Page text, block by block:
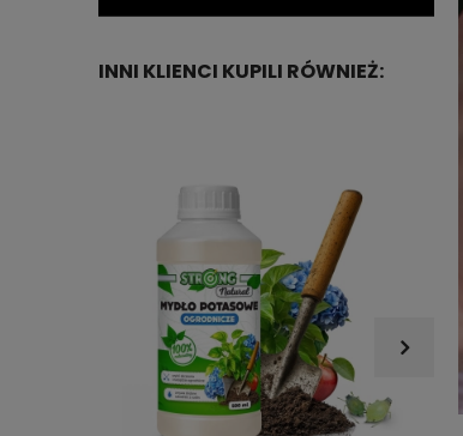
INNI KLIENCI KUPILI RÓWNIEŻ: